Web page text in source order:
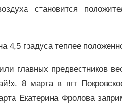
становится
4,5 градуса теплее
главных предвестников
8 марта в пгт
Екатерина Фролова